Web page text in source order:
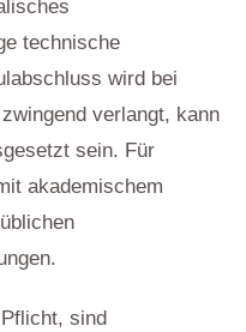
technische
wird bei
verlangt, kann
sein. Für
akademischem
sind